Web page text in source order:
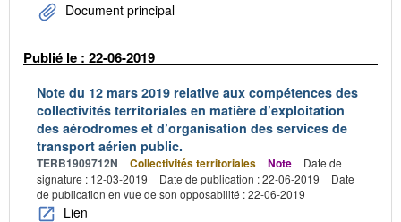
Document principal
Publié le : 22-06-2019
Note du 12 mars 2019 relative aux compétences des
collectivités territoriales en matière d’exploitation
des aérodromes et d’organisation des services de
transport aérien public.
TERB1909712N Collectivités territoriales Note
Date de
signature : 12-03-2019
Date de publication : 22-06-2019
Date
de publication en vue de son opposabilité : 22-06-2019
Lien